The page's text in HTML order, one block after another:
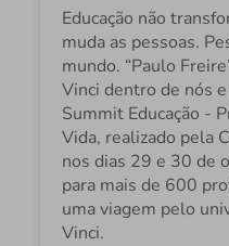
Autor:
Sicredi
Sicredi
Sicredi
Sicredi
Educação não
muda as pessoas.
mundo. “Paulo
Vinci dentro de nós
Summit Educação -
Vida, realizado pela
nos dias 29 e 30 de
para mais de 600
uma viagem pelo
Vinci.